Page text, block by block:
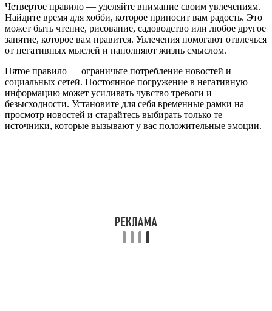
Четвертое правило — уделяйте внимание своим увлечениям.
Найдите время для хобби, которое приносит вам радость. Это
может быть чтение, рисование, садоводство или любое другое
занятие, которое вам нравится. Увлечения помогают отвлечься
от негативных мыслей и наполняют жизнь смыслом.
Пятое правило — ограничьте потребление новостей и
социальных сетей. Постоянное погружение в негативную
информацию может усиливать чувство тревоги и
безысходности. Установите для себя временные рамки на
просмотр новостей и старайтесь выбирать только те
источники, которые вызывают у вас положительные эмоции.